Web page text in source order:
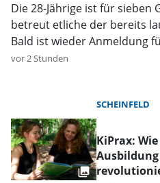
Die 28-Jährige ist für sieben
betreut etliche der bereits
Bald ist wieder Anmeldung
vor 2 Stunden
SCHEINFELD
KiPrax: